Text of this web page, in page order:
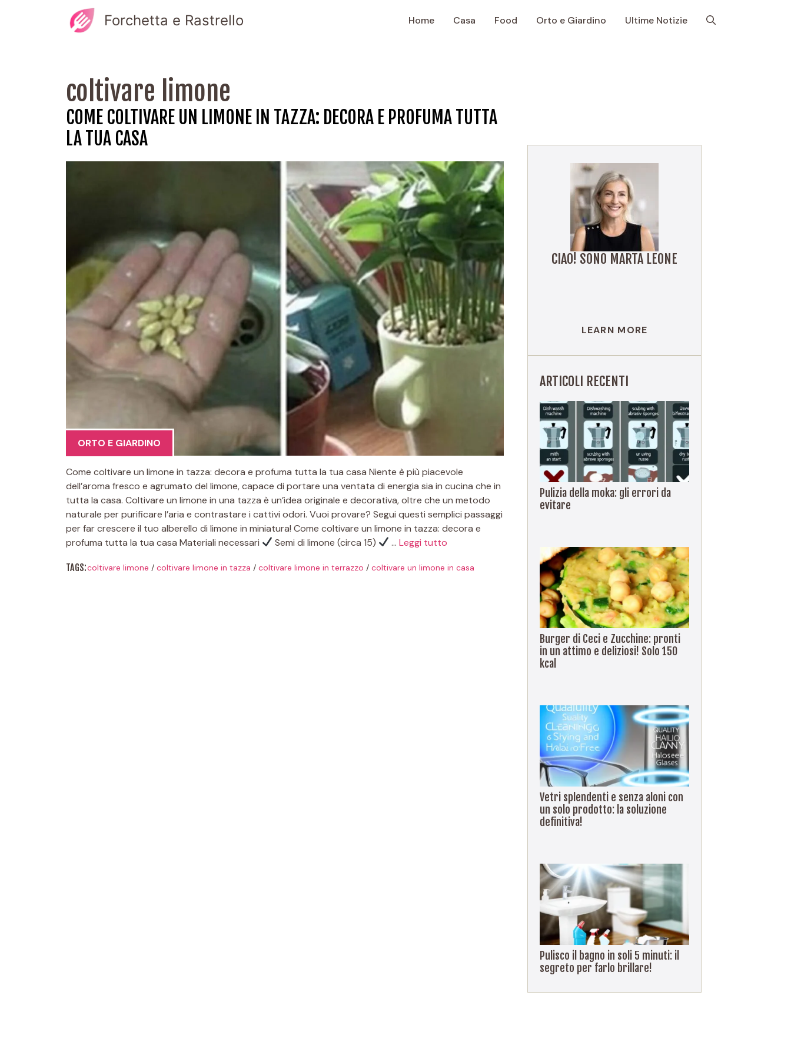
Forchetta e Rastrello Home Casa Food Orto e Giardino Ultime Notizie
coltivare limone
COME COLTIVARE UN LIMONE IN TAZZA: DECORA E PROFUMA TUTTA
LA TUA CASA
ORTO E GIARDINO
Come coltivare un limone in tazza: decora e profuma tutta la tua casa Niente è più piacevole
dell’aroma fresco e agrumato del limone, capace di portare una ventata di energia sia in cucina che in
tutta la casa. Coltivare un limone in una tazza è un’idea originale e decorativa, oltre che un metodo
naturale per purificare l’aria e contrastare i cattivi odori. Vuoi provare? Segui questi semplici passaggi
per far crescere il tuo alberello di limone in miniatura! Come coltivare un limone in tazza: decora e
profuma tutta la tua casa Materiali necessari
Semi di limone (circa 15) …Leggi tutto
TAGS:coltivare limone / coltivare limone in tazza / coltivare limone in terrazzo / coltivare un limone in casa
CIAO! SONO MARTA LEONE
LEARN MORE
ARTICOLI RECENTI
Pulizia della moka: gli errori da
evitare
Burger di Ceci e Zucchine: pronti
in un attimo e deliziosi! Solo 150
kcal
Vetri splendenti e senza aloni con
un solo prodotto: la soluzione
definitiva!
Pulisco il bagno in soli 5 minuti: il
segreto per farlo brillare!